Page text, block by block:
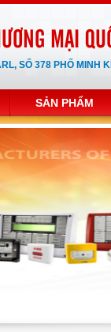
MẠI
SỐ 378 PHỐ MINH
SẢN PHẨM